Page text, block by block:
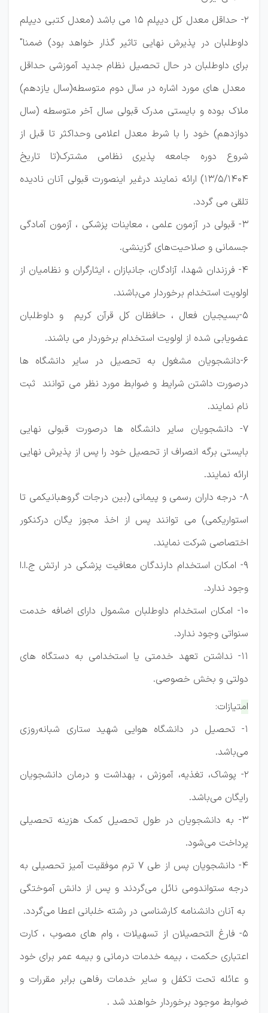
2- حداقل معدل کل دیپلم 15 می باشد (معدل کتبی دیپلم
داوطلبان در پذیرش نهایی تاثیر گذار خواهد بود) ضمنا"
برای داوطلبان در حال تحصیل نظام جدید آموزشی حداقل
معدل های مورد اشاره در سال دوم متوسطه(سال یازدهم)
ملاک بوده و بایستی مدرک قبولی سال آخر متوسطه (سال
دوازدهم) خود را با شرط معدل اعلامی وحداکثر تا قبل از
شروع دوره جامعه پذیری نظامی مشترک(تا تاریخ
13/5/1404) ارائه نمایند درغیر اینصورت قبولی آنان نادیده
تلقی می گردد.
3- قبولی در آزمون علمی ، معاینات پزشکی ، آزمون آمادگی
جسمانی و صلاحیت‌های گزینشی.
4- فرزندان شهدا، آزادگان، جانبازان ، ایثارگران و نظامیان از
اولویت استخدام برخوردار می‌باشند.
5-بسیجیان فعال ، حافظان کل قرآن کریم و داوطلبان
عضویابی شده از اولویت استخدام برخوردار می باشند.
6-دانشجویان مشغول به تحصیل در سایر دانشگاه ها
درصورت داشتن شرایط و ضوابط مورد نظر می توانند ثبت
نام نمایند.
7- دانشجویان سایر دانشگاه ها درصورت قبولی نهایی
بایستی برگه انصراف از تحصیل خود را پس از پذیرش نهایی
ارائه نمایند.
8- درجه داران رسمی و پیمانی (بین درجات گروهبانیکمی تا
استواریکمی) می توانند پس از اخذ مجوز یگان درکنکور
اختصاصی شرکت نمایند.
9- امکان استخدام دارندگان معافیت پزشکی در ارتش ج.ا.ا
وجود ندارد.
10- امکان استخدام داوطلبان مشمول دارای اضافه خدمت
سنواتی وجود ندارد.
11- نداشتن تعهد خدمتی یا استخدامی به دستگاه های
دولتی و بخش خصوصی.
امتیازات:
1- تحصیل در دانشگاه‌ هوایی شهید ستاری شبانه‌روزی
می‌باشد.
2- پوشاک، تغذیه، آموزش ، بهداشت و درمان دانشجویان
رایگان می‌باشد.
3- به دانشجویان در طول تحصیل کمک هزینه تحصیلی
پرداخت می‌شود.
4- دانشجویان پس از طی 7 ترم موفقیت آمیز تحصیلی به
درجه ستواندومی نائل می‌گردند و پس از دانش‌ آموختگی
به آنان دانشنامه کارشناسی در رشته خلبانی اعطا می‌گردد.
5- فارغ التحصیلان از تسهیلات ، وام های مصوب ، کارت
اعتباری حکمت ، بیمه خدمات درمانی و بیمه عمر برای خود
و عائله تحت تکفل و سایر خدمات رفاهی برابر مقررات و
ضوابط موجود برخوردار خواهند شد .